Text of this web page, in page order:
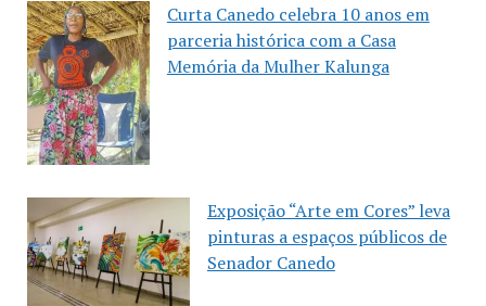
Curta Canedo celebra 10 anos em
parceria histórica com a Casa
Memória da Mulher Kalunga
Exposição “Arte em Cores” leva
pinturas a espaços públicos de
Senador Canedo